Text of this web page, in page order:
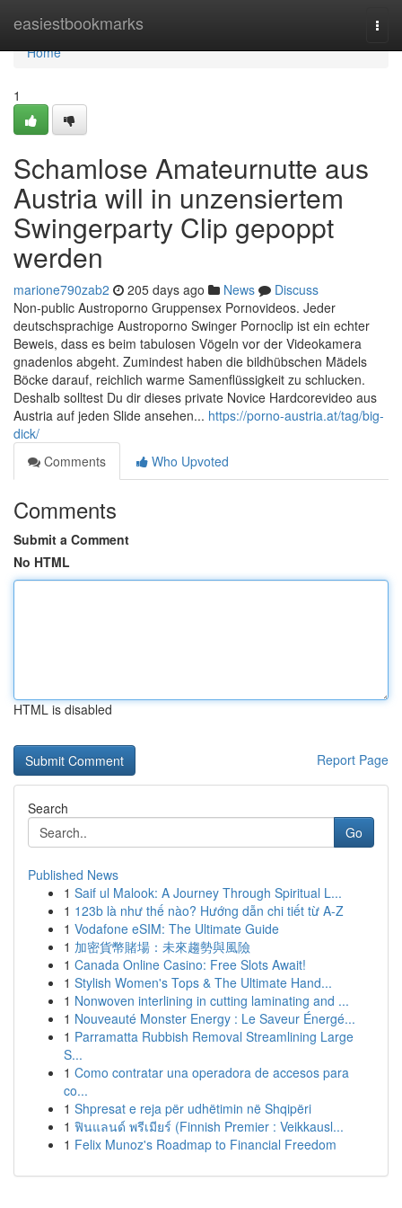
easiestbookmarks
Home
Home
1
Schamlose Amateurnutte aus
Austria will in unzensiertem
Swingerparty Clip gepoppt
werden
marione790zab2 205 days ago News
Discuss
Non-public Austroporno Gruppensex Pornovideos. Jeder
deutschsprachige Austroporno Swinger Pornoclip ist ein echter
Beweis, dass es beim tabulosen Vögeln vor der Videokamera
gnadenlos abgeht. Zumindest haben die bildhübschen Mädels
Böcke darauf, reichlich warme Samenflüssigkeit zu schlucken.
Deshalb solltest Du dir dieses private Novice Hardcorevideo aus
Austria auf jeden Slide ansehen... https://porno-austria.at/tag/big-
dick/
Comments
Who Upvoted
Comments
Submit a Comment
No HTML
HTML is disabled
Report Page
Search
Go
Published News
1 Saif ul Malook: A Journey Through Spiritual L...
1 123b là như thế nào? Hướng dẫn chi tiết từ A-Z
1 Vodafone eSIM: The Ultimate Guide
1 加密貨幣賭場：未來趨勢與風險
1 Canada Online Casino: Free Slots Await!
1 Stylish Women's Tops & The Ultimate Hand...
1 Nonwoven interlining in cutting laminating and ...
1 Nouveauté Monster Energy : Le Saveur Énergé...
1 Parramatta Rubbish Removal Streamlining Large
S...
1 Como contratar una operadora de accesos para
co...
1 Shpresat e reja për udhëtimin në Shqipëri
1 ฟินแลนด์ พรีเมียร์ (Finnish Premier : Veikkausl...
1 Felix Munoz's Roadmap to Financial Freedom